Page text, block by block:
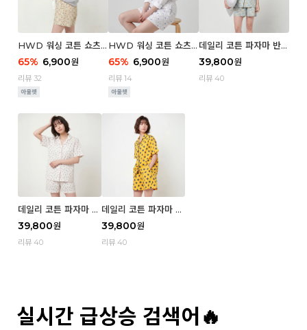
HWD 워싱 코튼 쇼츠
(우먼) - 02 Retro flo
wer
65% 6,900원
리뷰 32
HWD 워싱 코튼 쇼츠
(우먼) - 01 Blue whal
e
65% 6,900원
리뷰 14
데일리 코튼 파자마 반팔
세트 (우먼) - 03 Sum
mer lane
39,800원
리뷰 40
데일리 코튼 파자마 반
팔 세트 (우먼) - 02
Blue cherry
39,800원
리뷰 40
데일리 코튼 파자마 반
팔 세트 (우먼) - 01 Mi
z
39,800원
리뷰 40
실시간 급상승 검색어🔥